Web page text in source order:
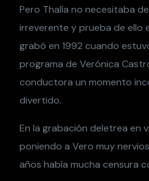
Pero Thalía no necesitaba
irreverente y prueba de ello
grabó en 1992 cuando
programa de Verónica
conductora un momento
divertido.
En la grabación deletrea en
poniendo a Vero muy
años había mucha censura